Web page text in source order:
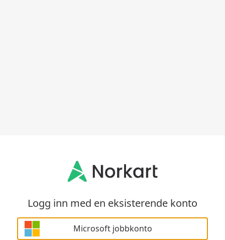
Logg inn med en eksisterende konto
Microsoft jobbkonto